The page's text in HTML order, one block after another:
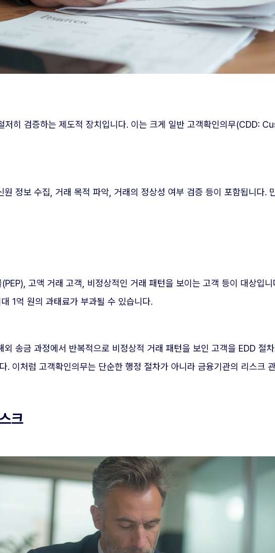
저히 검증하는 제도적 장치입니다. 이는 크게 일반 고객확인의무(CDD:
정보 수집, 거래 목적 파악, 거래의 정상성 여부 검증 등이 포함됩니다.
고액 거래 고객, 비정상적인 거래 패턴을 보이는 고객 등이 대상입
1억 원의 과태료가 부과될 수 있습니다.
송금 과정에서 반복적으로 비정상적 거래 패턴을 보인 고객을 EDD 절
. 이처럼 고객확인의무는 단순한 행정 절차가 아니라 금융기관의 리스크
크